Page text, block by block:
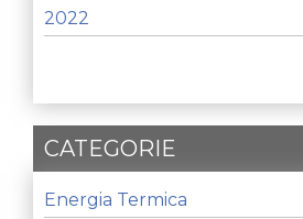
2022
CATEGORIE
Energia Termica